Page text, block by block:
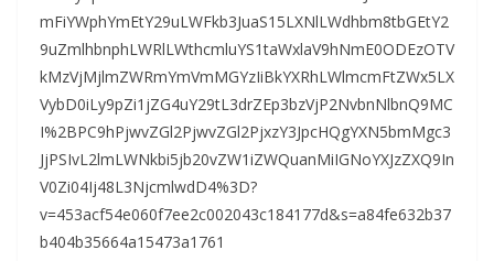
mFiYWphYmEtY29uLWFkb3JuaS15LXNlLWdhbm8tbGEtY2
9uZmlhbnphLWRlLWthcmluYS1taWxlaV9hNmE0ODEzOTV
kMzVjMjlmZWRmYmVmMGYzIiBkYXRhLWlmcmFtZWx5LX
VybD0iLy9pZi1jZG4uY29tL3drZEp3bzVjP2NvbnNlbnQ9MC
I%2BPC9hPjwvZGl2PjwvZGl2PjxzY3JpcHQgYXN5bmMgc3
JjPSIvL2lmLWNkbi5jb20vZW1iZWQuanMiIGNoYXJzZXQ9In
V0Zi04Ij48L3NjcmlwdD4%3D?
v=453acf54e060f7ee2c002043c184177d&s=a84fe632b37
b404b35664a15473a1761